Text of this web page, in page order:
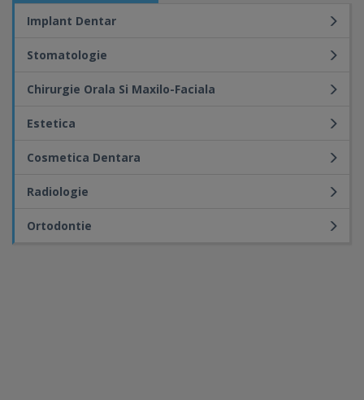
Implant Dentar
Stomatologie
Chirurgie Orala Si Maxilo-Faciala
Estetica
Cosmetica Dentara
Radiologie
Ortodontie